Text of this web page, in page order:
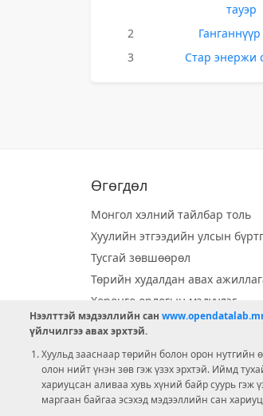
тауэр
2
3
Стар энержи
Өгөгдөл
Монгол хэлний тайлбар толь
Хуулийн этгээдийн улсын
Тусгай зөвшөөрөл
Төрийн худалдан авах
Хөрөнгө орлогын мэдүүлэг
Орон нутгийн хөгжлийн сан
Ээлжит сонгууль
Ашигт малтмал тусгай
Нээлттэй мэдээллийн сан
үйлчилгээ авах эрхтэй.
Хуульд зааснаар төрийн болон орон нутгийн
олон нийт үнэн зөв гэж үзэх эрхтэй. Иймд
хариуцсан аливаа хувь хүний байр суурь гэж
маргаан байгаа эсэхэд мэдээллийн сан